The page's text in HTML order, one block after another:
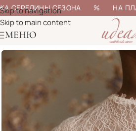
СЕРЕДИНЫ СЕЗОНА % НА
Skip to navigation
Skip to main content
МЕНЮ